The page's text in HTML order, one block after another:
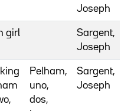
Joseph
girl
Sargent,
Joseph
Pelham,
uno,
dos,
Sargent,
Joseph